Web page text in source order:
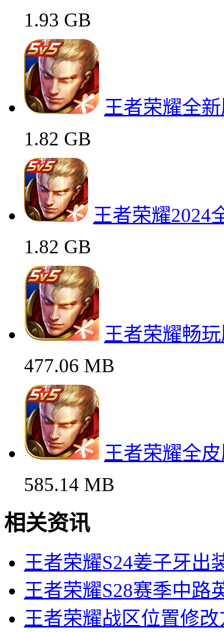
1.93 GB
王者荣耀全
1.82 GB
王者荣耀2024
1.82 GB
王者荣耀畅
477.06 MB
王者荣耀全
585.14 MB
相关资讯
王者荣耀S24姜子牙出
王者荣耀S28赛季中路
王者荣耀战区位置修